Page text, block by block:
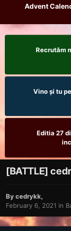
Advent
Recrutăm
Vino și tu
Editia 27
[BATTLE]
Bycedrykk,
February 6, 2021 in